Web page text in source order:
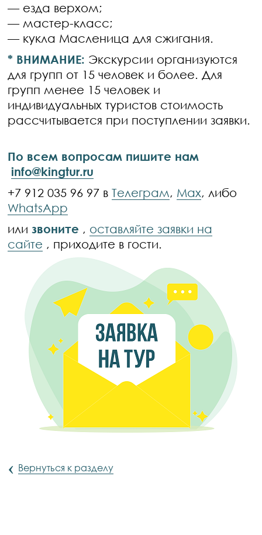
— езда верхом;
— мастер-класс;
— кукла Масленица для сжигания.
* ВНИМАНИЕ: Экскурсии организуются
для групп от 15 человек и более. Для
групп менее 15 человек и
индивидуальных туристов стоимость
рассчитывается при поступлении заявки.
По всем вопросам пишите нам
info@kingtur.ru
+7 912 035 96 97 вТелеграм, Max, либо
WhatsApp
илизвоните , оставляйте заявки на
сайте , приходите в гости.
‹ Вернуться к разделу